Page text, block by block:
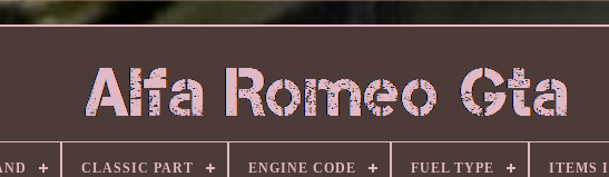
CLASSIC PART ENGINE CODE FUEL TYPE ITEMS